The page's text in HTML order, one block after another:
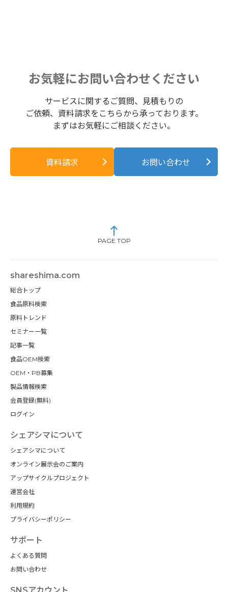
お気軽にお問い合わせください
サービスに関するご質問、見積もりの
ご依頼、資料請求をこちらから承っております。
まずはお気軽にご相談ください。
資料請求 お問い合わせ
PAGE TOP
shareshima.com
総合トップ
食品原料検索
原料トレンド
セミナー一覧
記事一覧
食品OEM検索
OEM・PB募集
製品情報検索
会員登録(無料)
ログイン
シェアシマについて
シェアシマについて
オンライン展示会のご案内
アップサイクルプロジェクト
運営会社
利用規約
プライバシーポリシー
サポート
よくある質問
お問い合わせ